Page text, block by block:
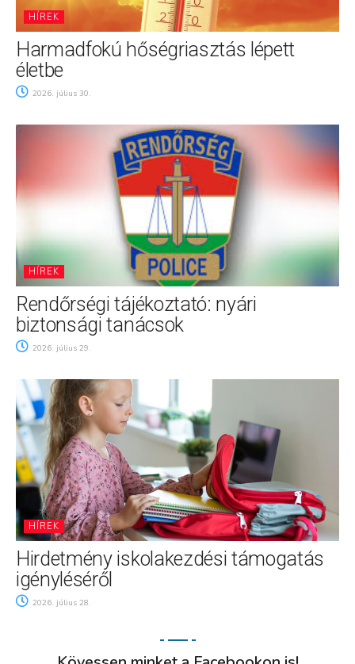
HÍREK
Harmadfokú hőségriasztás lépett
életbe
2026. július 30.
HÍREK
Rendőrségi tájékoztató: nyári
biztonsági tanácsok
2026. július 29.
HÍREK
Hirdetmény iskolakezdési támogatás
igényléséről
2026. július 28.